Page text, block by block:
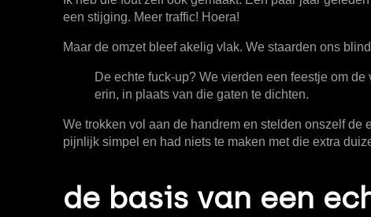
een stijging. Meer traffic! Hoera!
Maar de omzet bleef akelig vlak. We staarden ons
De echte fuck-up? We vierden een feestje om
erin, in plaats van die gaten te dichten.
We trokken vol aan de handrem en stelden onszelf
pijnlijk simpel en had niets te maken met die extra
de basis van een